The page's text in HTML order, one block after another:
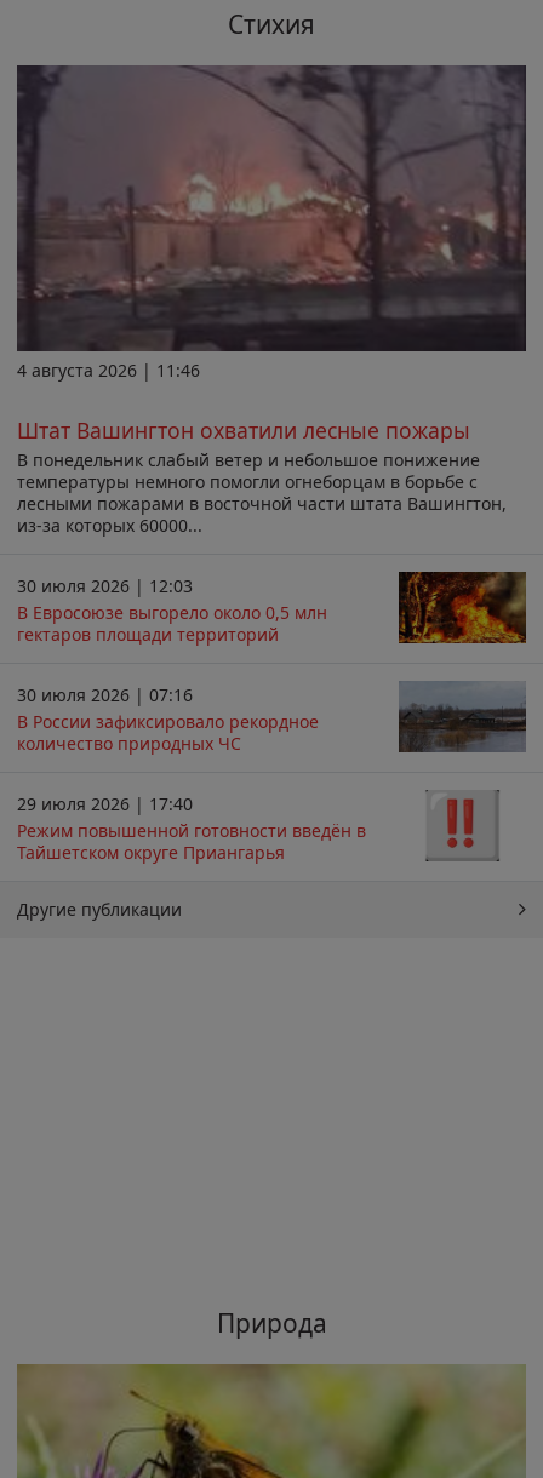
Стихия
4 августа 2026 | 11:46
Штат Вашингтон охватили лесные пожары
В понедельник слабый ветер и небольшое понижение
температуры немного помогли огнеборцам в борьбе с
лесными пожарами в восточной части штата Вашингтон,
из-за которых 60000...
30 июля 2026 | 12:03
В Евросоюзе выгорело около 0,5 млн
гектаров площади территорий
30 июля 2026 | 07:16
В России зафиксировало рекордное
количество природных ЧС
29 июля 2026 | 17:40
Режим повышенной готовности введён в
Тайшетском округе Приангарья
Другие публикации
Природа